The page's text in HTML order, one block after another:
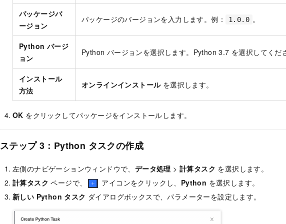
パッケージバ
ージョン
パッケージのバージョンを入力します。例： 1.0.0 。
Python バージ
ョン
Python バージョンを選択します。Python 3.7 を選択してくだ
インストール
方法
オンラインインストールを選択します。
OK をクリックしてパッケージをインストールします。
ステップ 3：Python タスクの作成
左側のナビゲーションウィンドウで、 データ処理 >計算タスク を選択します。
計算タスク ページで、 アイコンをクリックし、 Python を選択します。
新しい Python タスク ダイアログボックスで、パラメーターを設定します。